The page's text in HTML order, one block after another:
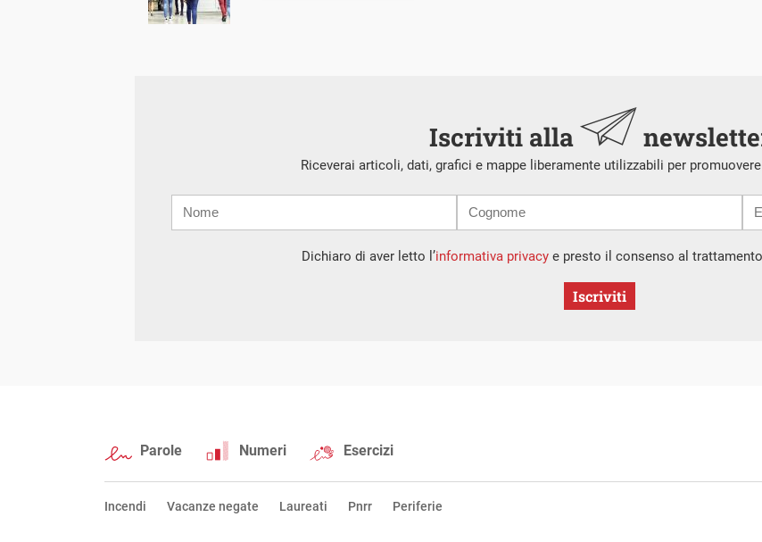
Iscriviti alla
Riceverai articoli, dati, grafici e mappe liberamente utilizzabili per
mail
Dichiaro di aver letto l’informativa privacye presto il consenso al
Iscriviti
Parole Numeri Esercizi
Incendi Vacanze negate Laureati Pnrr Periferie